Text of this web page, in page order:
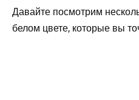
Давайте посмотрим
белом цвете, которые вы